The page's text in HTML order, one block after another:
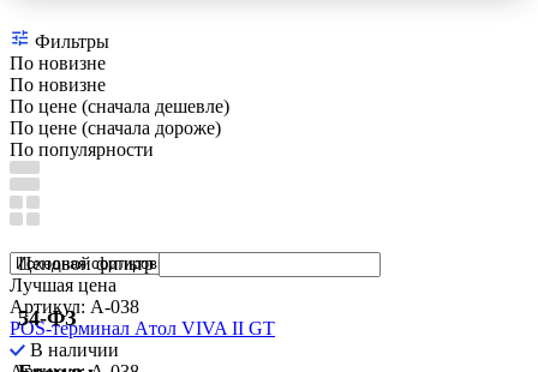
Фильтры
По новизне
По новизне
По цене (сначала дешевле)
По цене (сначала дороже)
По популярности
Ценовой фильтр
54-ФЗ
Лучшая цена
Артикул: A-038
POS-терминал Aтол VIVA II GT
В наличии